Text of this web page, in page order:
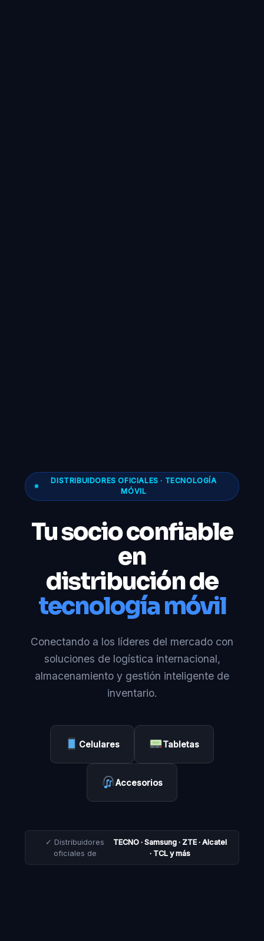
DISTRIBUIDORES OFICIALES · TECNOLOGÍA
MÓVIL
Tu socio confiable
en
distribución de
tecnología móvil
Conectando a los líderes del mercado con
soluciones de logística internacional,
almacenamiento y gestión inteligente de
inventario.
Celulares Tabletas
Accesorios
✓ Distribuidores
oficiales de
TECNO · Samsung · ZTE · Alcatel
· TCL y más